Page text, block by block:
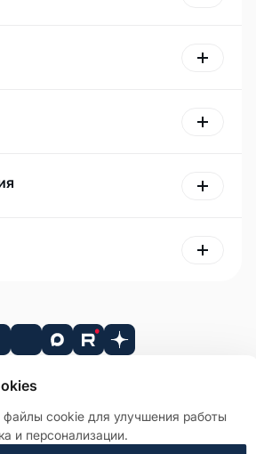
персональных данных
файлы cookie для улучшения работы
и персонализации.